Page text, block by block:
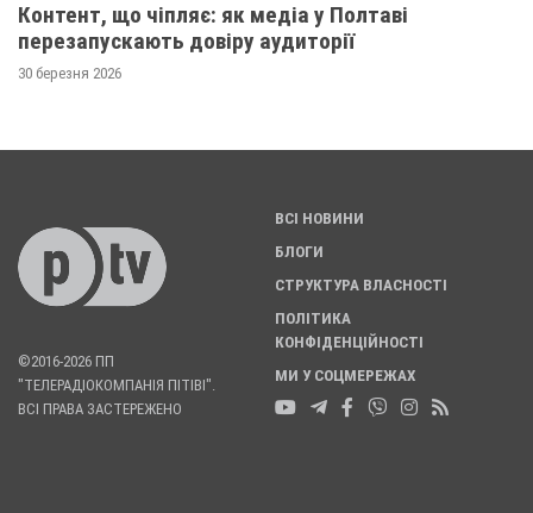
Контент, що чіпляє: як медіа у Полтаві
перезапускають довіру аудиторії
30 березня 2026
©2016-2026 ПП
"ТЕЛЕРАДІОКОМПАНІЯ ПІТІВІ".
ВСІ ПРАВА ЗАСТЕРЕЖЕНО
ВСІ НОВИНИ
БЛОГИ
СТРУКТУРА ВЛАСНОСТІ
ПОЛІТИКА
КОНФІДЕНЦІЙНОСТІ
МИ У СОЦМЕРЕЖАХ